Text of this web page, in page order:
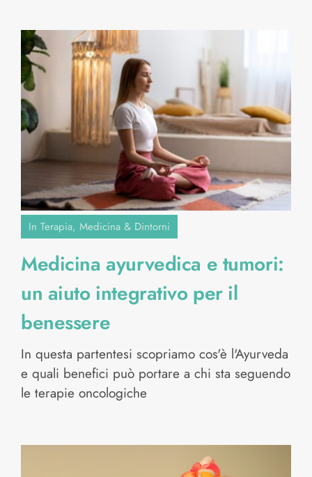
In Terapia, Medicina & Dintorni
Medicina ayurvedica e tumori:
un aiuto integrativo per il
benessere
In questa partentesi scopriamo cos'è l'Ayurveda
e quali benefici può portare a chi sta seguendo
le terapie oncologiche